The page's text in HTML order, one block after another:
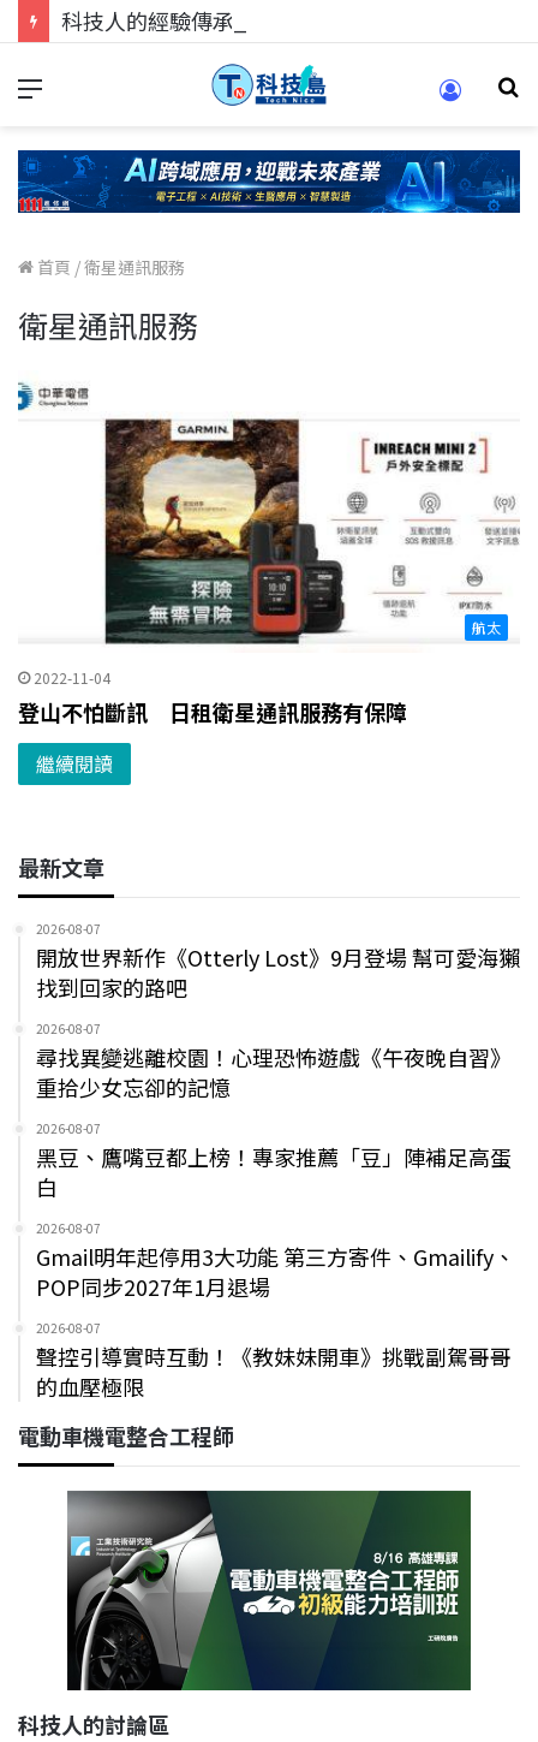
首頁 /衛星通訊服務
衛星通訊服務
航太
2022-11-04
登山不怕斷訊 日租衛星通訊服務有保障
繼續閱讀
最新文章
2026-08-07
開放世界新作《Otterly Lost》9月登場 幫可愛海獺
找到回家的路吧
2026-08-07
尋找異變逃離校園！心理恐怖遊戲《午夜晚自習》
重拾少女忘卻的記憶
2026-08-07
黑豆、鷹嘴豆都上榜！專家推薦「豆」陣補足高蛋
白
2026-08-07
Gmail明年起停用3大功能 第三方寄件、Gmailify、
POP同步2027年1月退場
2026-08-07
聲控引導實時互動！《教妹妹開車》挑戰副駕哥哥
的血壓極限
電動車機電整合工程師
科技人的討論區